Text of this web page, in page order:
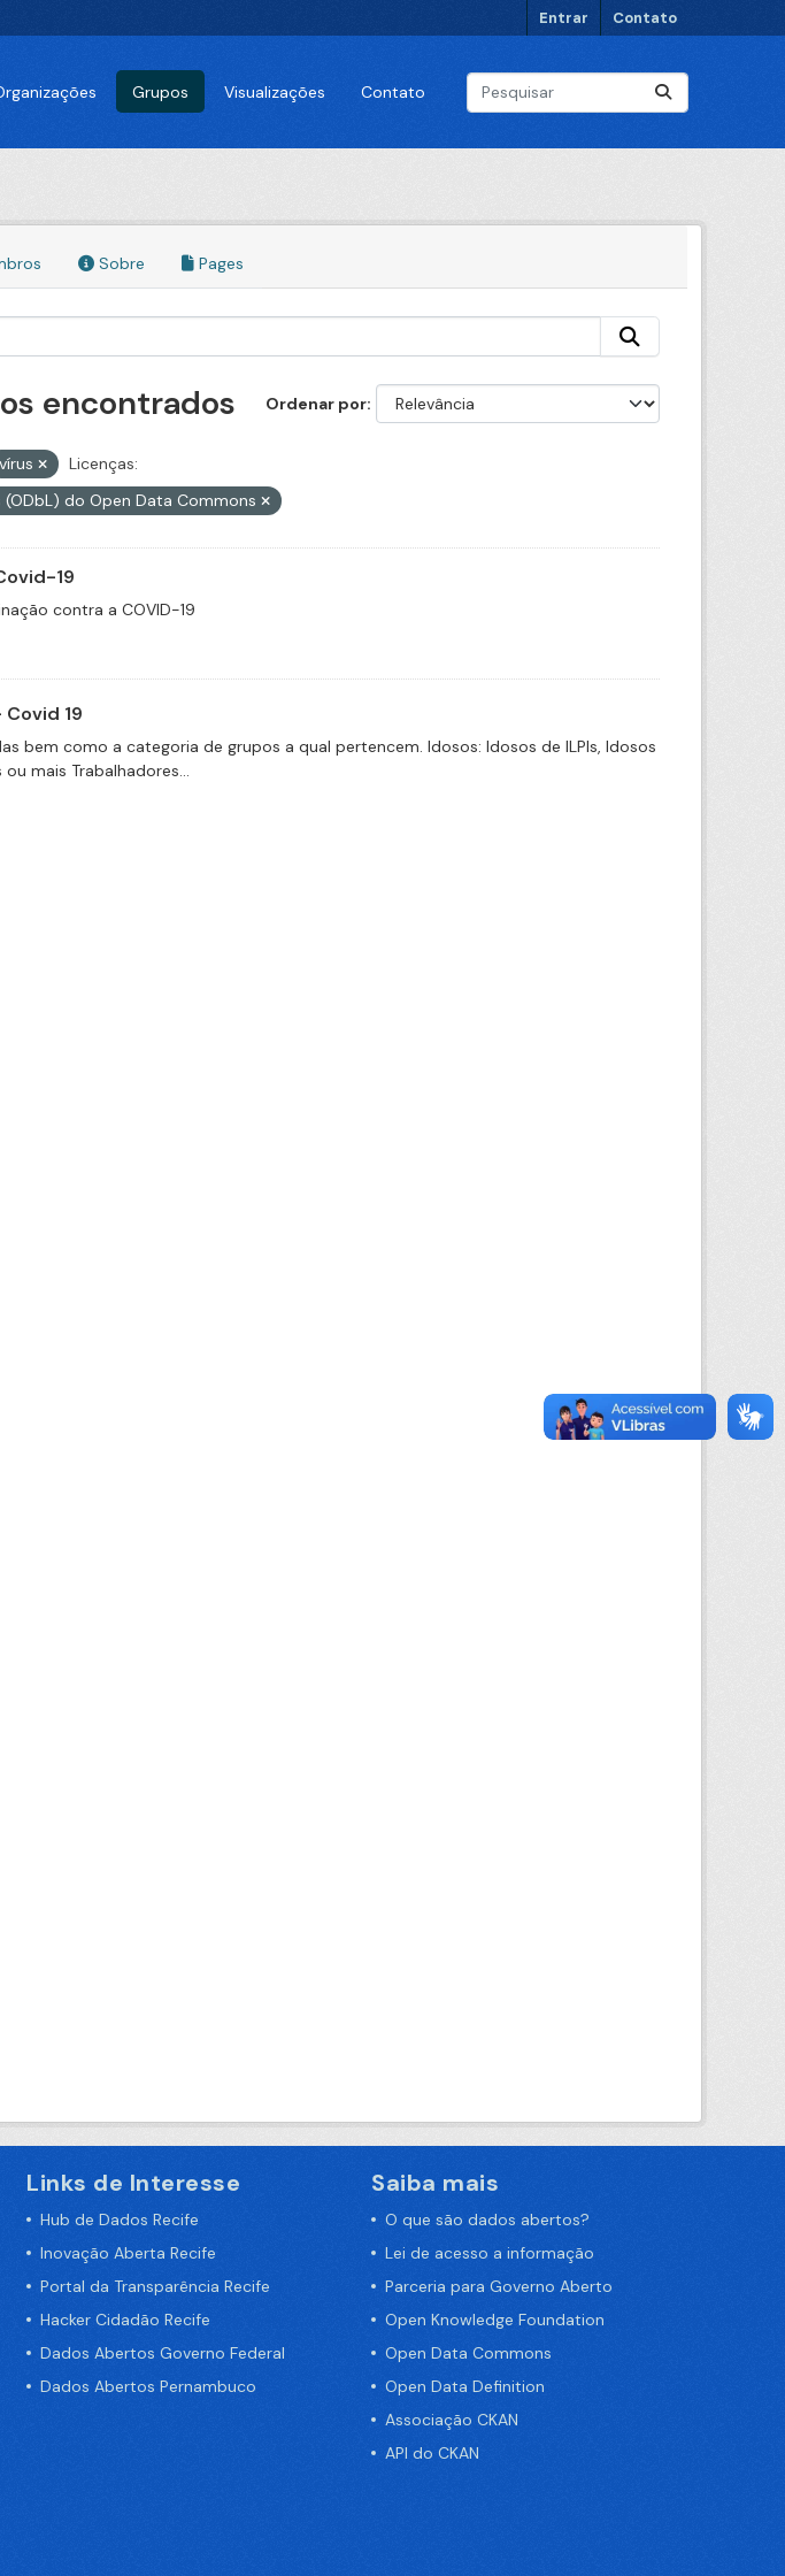
Entrar Contato
Grupos Visualizações Contato
Sobre Pages
Ordenar por
encontrados
vírus
Licenças:
do Open Data Commons
19
contra a COVID-19
19
bem como a categoria de grupos a qual pertencem. Idosos: Idosos de ILPIs, Idosos
mais Trabalhadores...
Links de Interesse
Hub de Dados Recife
Inovação Aberta Recife
Portal da Transparência Recife
Hacker Cidadão Recife
Dados Abertos Governo Federal
Dados Abertos Pernambuco
Saiba mais
O que são dados abertos?
Lei de acesso a informação
Parceria para Governo Aberto
Open Knowledge Foundation
Open Data Commons
Open Data Definition
Associação CKAN
API do CKAN